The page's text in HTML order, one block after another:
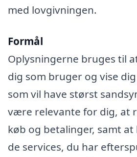
med lovgivningen.
Formål
Oplysningerne bruges til
dig som bruger og vise
som vil have størst
være relevante for dig, at
køb og betalinger, samt at
de services, du har